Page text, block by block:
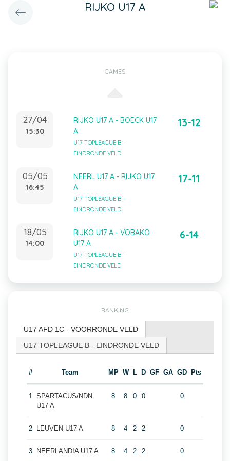
RIJKO U17 A
GAMES
27/04
15:30
RIJKO U17 A - BOECK U17
A
U17 TOPLEAGUE B -
EINDRONDE VELD
13-12
05/05
16:45
NEERL U17 A - RIJKO U17
A
U17 TOPLEAGUE B -
EINDRONDE VELD
17-11
18/05
14:00
RIJKO U17 A - VOBAKO
U17 A
U17 TOPLEAGUE B -
EINDRONDE VELD
6-14
RANKING
U17 AFD 1C - VOORRONDE VELD
U17 TOPLEAGUE B - EINDRONDE VELD
# Team MP W L D GF GA GD Pts
1 SPARTACUS/NDN
U17 A
8 8 0 0 0
2 LEUVEN U17 A 8 4 2 2 0
3 NEERLANDIA U17 A 8 4 2 2 0